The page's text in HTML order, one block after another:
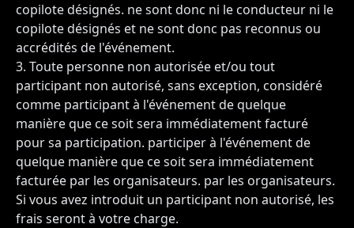
copilote désignés. ne sont donc ni le conducteur ni le
copilote désignés et ne sont donc pas reconnus ou
accrédités de l'événement.
Toute personne non autorisée et/ou tout
participant non autorisé, sans exception, considéré
comme participant à l'événement de quelque
manière que ce soit sera immédiatement facturé
pour sa participation. participer à l'événement de
quelque manière que ce soit sera immédiatement
facturée par les organisateurs. par les organisateurs.
Si vous avez introduit un participant non autorisé, les
frais seront à votre charge.